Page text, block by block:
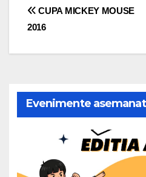
Navigare
CUPA MICKEY MOUSE
2016
Evenimente